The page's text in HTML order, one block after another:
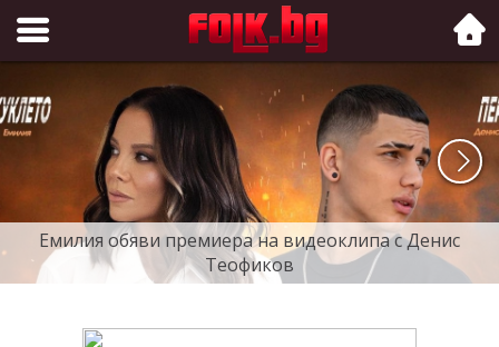
Folk.bg
Емилия обяви премиера на видеоклипа с Денис
Теофиков